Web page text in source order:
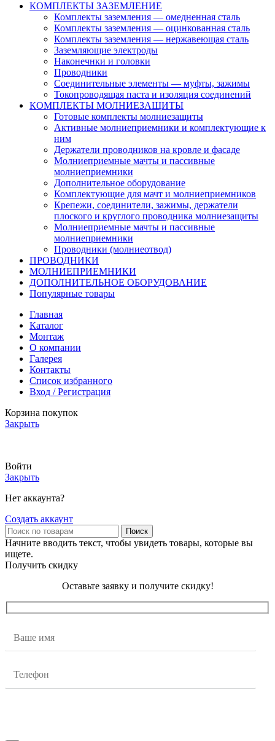
КОМПЛЕКТЫ ЗАЗЕМЛЕНИЕ
Комплекты заземления — омедненная сталь
Комплекты заземления — оцинкованная сталь
Комплекты заземления — нержавеющая сталь
Заземляющие электроды
Наконечнки и головки
Проводники
Соединительные элементы — муфты, зажимы
Токопроводящая паста и изоляция соединений
КОМПЛЕКТЫ МОЛНИЕЗАЩИТЫ
Готовые комплекты молниезащиты
Активные молниеприемники и комплектующие к
ним
Держатели проводников на кровле и фасаде
Молниеприемные мачты и пассивные
молниеприемники
Дополнительное оборудование
Комплектующие для мачт и молниеприемников
Крепежи, соединители, зажимы, держатели
плоского и круглого проводника молниезащиты
Молниеприемные мачты и пассивные
молниеприемники
Проводники (молниеотвод)
ПРОВОДНИКИ
МОЛНИЕПРИЕМНИКИ
ДОПОЛНИТЕЛЬНОЕ ОБОРУДОВАНИЕ
Популярные товары
Главная
Каталог
Монтаж
О компании
Галерея
Контакты
Список избранного
Вход / Регистрация
Корзина покупок
Закрыть
Войти
Закрыть
Нет аккаунта?
Создать аккаунт
Поиск
Начните вводить текст, чтобы увидеть товары, которые вы
ищете.
Получить скидку
Оставьте заявку и получите скидку!